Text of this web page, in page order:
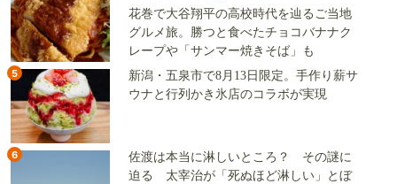
花巻で大谷翔平の高校時代を辿るご当地
グルメ旅。勝つと食べたチョコバナナク
レープや「サンマー焼きそば」も
5
新潟・五泉市で8月13日限定。手作り薪サ
ウナと行列かき氷店のコラボが実現
6
佐渡は本当に淋しいところ？ その謎に
迫る 太宰治が「死ぬほど淋しい」とぼ